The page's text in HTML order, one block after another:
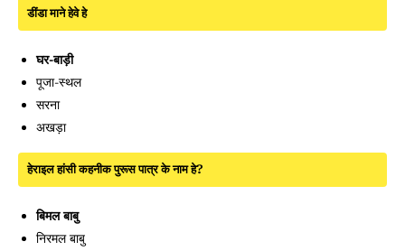
डींडा माने हेवे हे
घर-बाड़ी
पूजा-स्थल
सरना
अखड़ा
हेराइल हांसी कहनीक पुरूस पात्र के नाम हे?
बिमल बाबु
निरमल बाबु